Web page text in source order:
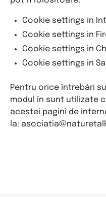
Cookie settings in
Cookie settings in
Cookie settings in
Cookie settings in
Pentru orice întrebări
modul în sunt utilizate
acestei pagini de
la: